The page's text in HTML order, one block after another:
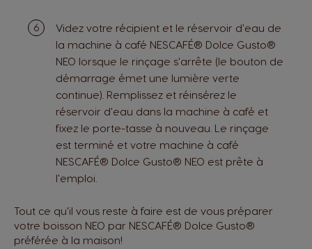
Videz votre récipient et le réservoir d'eau de
la machine à café NESCAFÉ® Dolce Gusto®
NEO lorsque le rinçage s'arrête (le bouton de
démarrage émet une lumière verte
continue). Remplissez et réinsérez le
réservoir d'eau dans la machine à café et
fixez le porte-tasse à nouveau. Le rinçage
est terminé et votre machine à café
NESCAFÉ® Dolce Gusto® NEO est prête à
l'emploi.
Tout ce qu'il vous reste à faire est de vous préparer
votre boisson NEO par NESCAFÉ® Dolce Gusto®
préférée à la maison!